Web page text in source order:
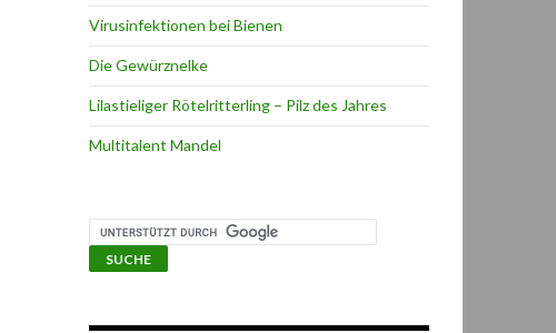
Virusinfektionen bei Bienen
Die Gewürznelke
Lilastieliger Rötelritterling – Pilz des Jahres
Multitalent Mandel